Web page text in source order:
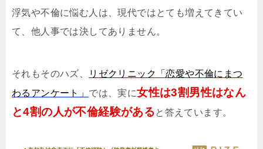
浮気や不倫に悩む人は、現代ではとても増えてきてい
て、他人事では決してありません。
それもそのハズ、
リゼクリニック「恋愛や不倫にまつ
わるアンケート」 では、実に女性は3割男性はなん
と4割の人が不倫経験があると答えています。